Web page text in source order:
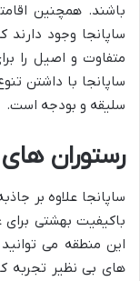
باشند. همچنین
ساپانجا وجود
متفاوت و اصیل را
ساپانجا با داشتن
سلیقه و بودجه است.
رستوران های
ساپانجا علاوه بر
باکیفیت بهشتی
این منطقه می
های بی نظیر تجربه